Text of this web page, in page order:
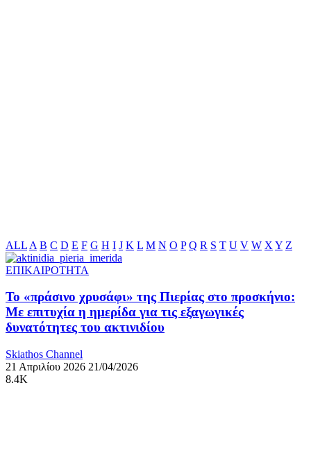
ALL A B C D E F G H I J K L M N O P Q R S T U V W X Y Z
ΕΠΙΚΑΙΡΟΤΗΤΑ
Το «πράσινο χρυσάφι» της Πιερίας στο προσκήνιο:
Με επιτυχία η ημερίδα για τις εξαγωγικές
δυνατότητες του ακτινιδίου
Skiathos Channel
21 Απριλίου 2026 21/04/2026
8.4K